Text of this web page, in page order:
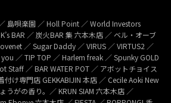
島唄楽園 ／ Holl Point ／ World Investors
BAR ／ 炭火BAR 集 六本木店 ／ ベル・オーブ
／ Sugar Daddy ／ VIRUS ／ VIRTUS2 ／
／ TIP TOP ／ Harlem freak ／ Spunky GOLD
Staff ／ BAR WATER POT ／ アボットチョイス
け専門店 GEKKABIJIN 本店 ／ Cecile Aoki New
うがの香り。／ KRUN SIAM 六本木店 ／